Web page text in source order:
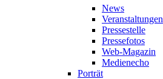
News
Veranstaltungen
Pressestelle
Pressefotos
Web-Magazin
Medienecho
Porträt